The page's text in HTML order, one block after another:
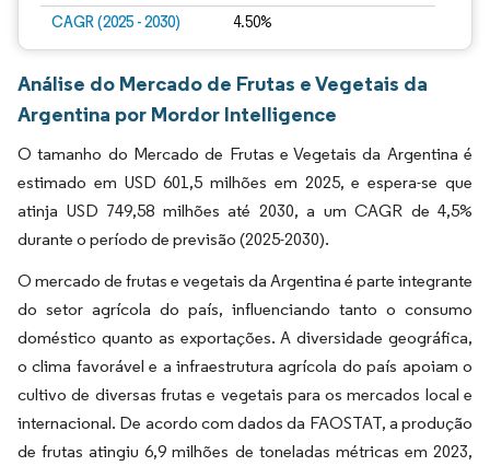
CAGR (2025 - 2030) 4.50%
Análise do Mercado de Frutas e Vegetais da
Argentina por Mordor Intelligence
O tamanho do Mercado de Frutas e Vegetais da Argentina é
estimado em USD 601,5 milhões em 2025, e espera-se que
atinja USD 749,58 milhões até 2030, a um CAGR de 4,5%
durante o período de previsão (2025-2030).
O mercado de frutas e vegetais da Argentina é parte integrante
do setor agrícola do país, influenciando tanto o consumo
doméstico quanto as exportações. A diversidade geográfica,
o clima favorável e a infraestrutura agrícola do país apoiam o
cultivo de diversas frutas e vegetais para os mercados local e
internacional. De acordo com dados da FAOSTAT, a produção
de frutas atingiu 6,9 milhões de toneladas métricas em 2023,